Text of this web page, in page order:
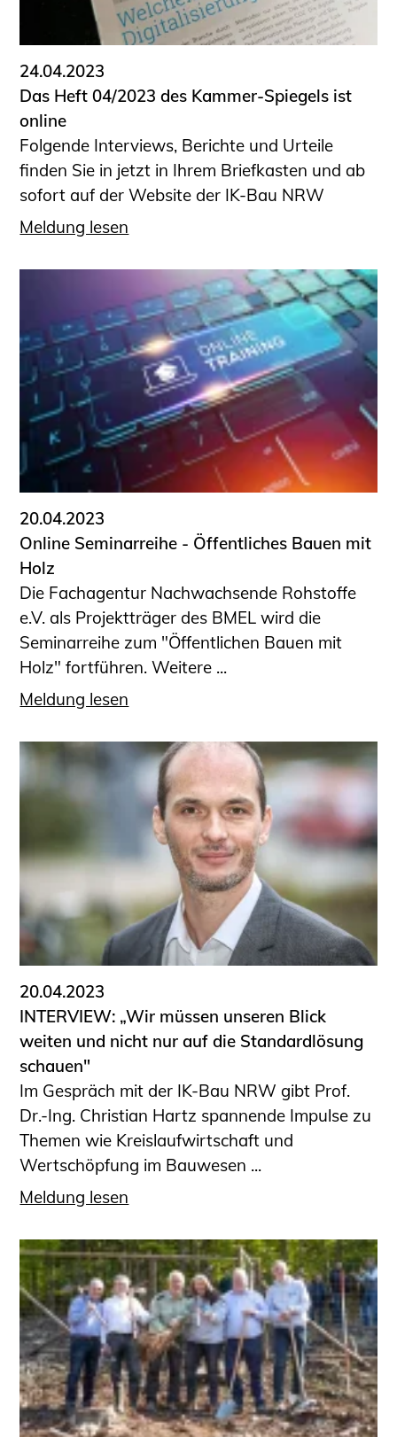
Informationen für Fortbildungsträger
Anträge, Anzeigen, Formulare
Fortbildung/Seminare
Informationen für Ingenieurinnen
und Ingenieure
Recht
Planungswettbewerbe
Publikationen
Stellenbörse
Öffentlich bestellte und vereidigte
Sachverständige
Prüfsachverständige
Qualifizierte Tragwerksplaner/-innen
Bauvorlageberechtigte
Sachkundige für Zustands- und
Funktionsprüfung privater
Abwasserleitungen
Vereinbarungen mit
Ingenieurkammern
Büronachfolge
Zusatzqualifikationen
Geschützter Bereich
Informationen für Auftraggeber und
Verbraucher
Ingenieursuche (Mitglieder der IK-Bau
NRW)
Bauherren-ABC
Informationen für Schülerinnen,
Schüler und Studierende
Projekte für Schülerinnen und Schüler
START.ING. Das Studierenden Praxis-
Programm
Wissenswertes für Studierende
Wettbewerbe für Studierende
BLING.BLING.
Kammer Newsletter
Presse
Kontakt und Anfahrt
Impressum
Datenschutz
Ingenieurakademie West
24.04.2023
Das Heft 04/2023 des Kammer-Spiegels ist
online
Folgende Interviews, Berichte und Urteile
finden Sie in jetzt in Ihrem Briefkasten und ab
sofort auf der Website der IK-Bau NRW
Meldung lesen
20.04.2023
Online Seminarreihe - ­­­Öffentliches Bauen mit
Holz
Die Fachagentur Nachwachsende Rohstoffe
e.V. als Projektträger des BMEL wird die
Seminarreihe zum "Öffentlichen Bauen mit
Holz" fortführen. Weitere ...
Meldung lesen
20.04.2023
INTERVIEW: „Wir müssen unseren Blick
weiten und nicht nur auf die Standardlösung
schauen"
Im Gespräch mit der IK-Bau NRW gibt Prof.
Dr.-Ing. Christian Hartz spannende Impulse zu
Themen wie Kreislaufwirtschaft und
Wertschöpfung im Bauwesen ...
Meldung lesen